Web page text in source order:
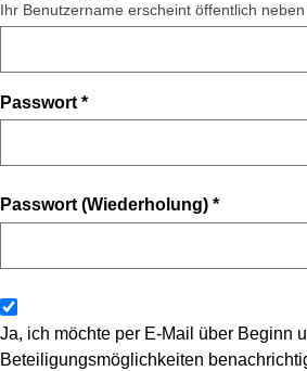
Ihr Benutzername erscheint öffentlich
Passwort *
Passwort (Wiederholung) *
Ja, ich möchte per E-Mail über Beginn
Beteiligungsmöglichkeiten